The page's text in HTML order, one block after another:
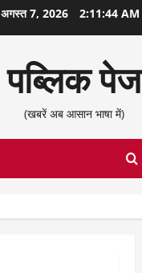
अगस्त 7, 2026 2:11:45 AM
पब्लिक पेज
(खबरें अब आसान भाषा में)